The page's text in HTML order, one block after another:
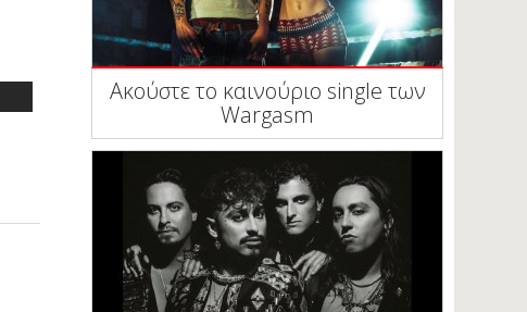
Ακούστε το καινούριο single των
Wargasm